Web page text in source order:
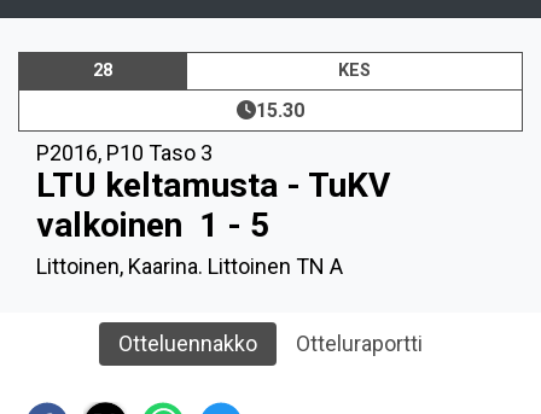
28 KES
15.30
P2016, P10 Taso 3
LTU keltamusta - TuKV
valkoinen 1 - 5
Littoinen, Kaarina. Littoinen TN A
Otteluennakko Otteluraportti